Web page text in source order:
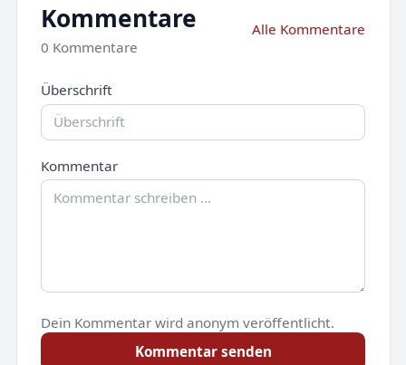
Kommentare
0 Kommentare
Alle Kommentare
Überschrift
Kommentar
Dein Kommentar wird anonym veröffentlicht.
Kommentar senden